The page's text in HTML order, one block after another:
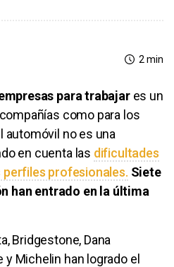
2 min
para trabajares un
como para los
automóvil no es una
en cuenta las dificultades
profesionales. Siete
han entrado en la última
Bridgestone, Dana
Michelin han logrado el